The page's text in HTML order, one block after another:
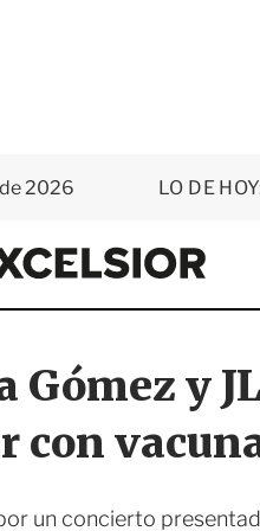
2026 LO DE
E
x
e
i
r
Gómez y
con
un concierto